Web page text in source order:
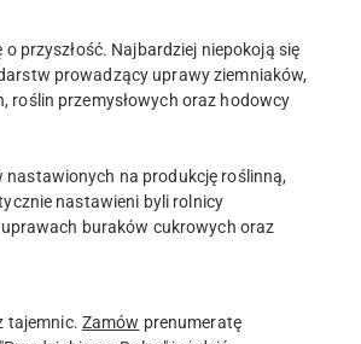
przyszłość. Najbardziej niepokoją się
prowadzący uprawy ziemniaków,
roślin przemysłowych oraz hodowcy
na produkcję roślinną,
nastawieni byli rolnicy
buraków cukrowych oraz
tajemnic. Zamów prenumeratę